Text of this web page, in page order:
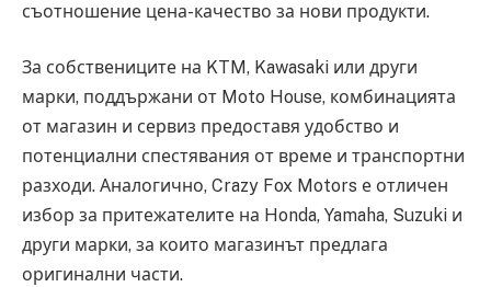
съотношение цена-качество за нови продукти.
За собствениците на KTM, Kawasaki или други
марки, поддържани от Moto House, комбинацията
от магазин и сервиз предоставя удобство и
потенциални спестявания от време и транспортни
разходи. Аналогично, Crazy Fox Motors е отличен
избор за притежателите на Honda, Yamaha, Suzuki и
други марки, за които магазинът предлага
оригинални части.